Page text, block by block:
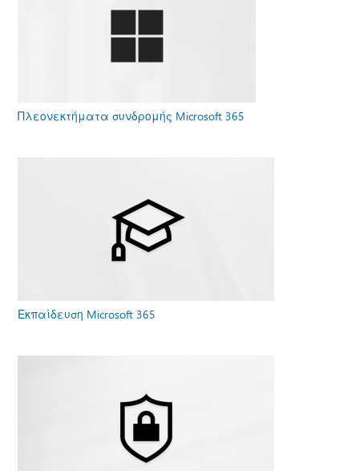
Πλεονεκτήματα συνδρομής Microsoft 365
Εκπαίδευση Microsoft 365